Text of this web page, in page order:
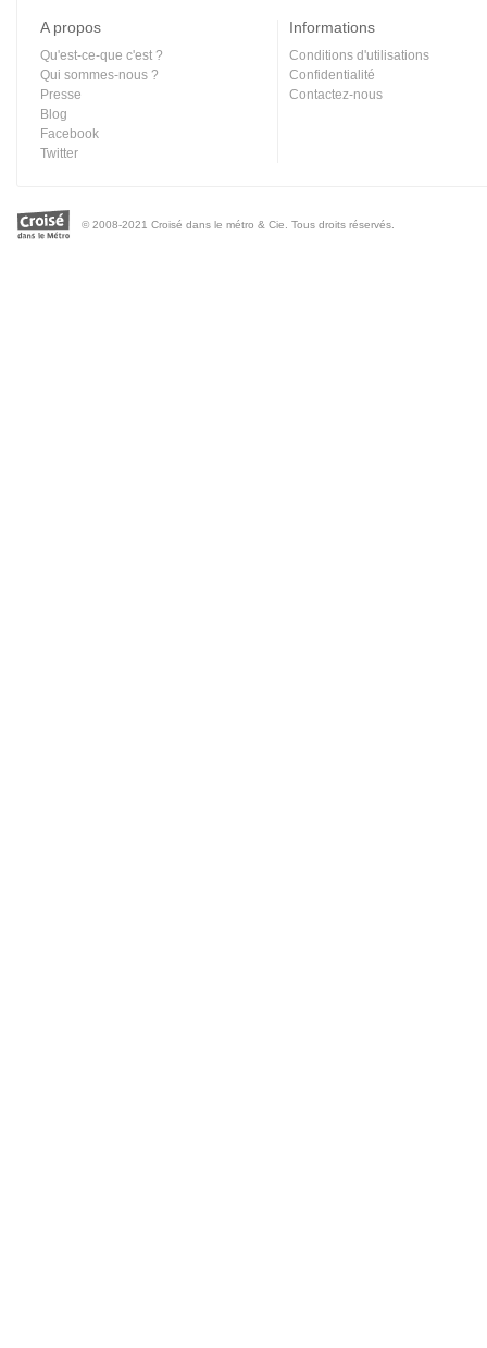
A propos
Qu'est-ce-que c'est ?
Qui sommes-nous ?
Presse
Blog
Facebook
Twitter
Informations
Conditions d'utilisations
Confidentialité
Contactez-nous
© 2008-2021 Croisé dans le métro & Cie. Tous droits réservés.